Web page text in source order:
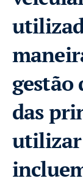
gestão
das
utilizar